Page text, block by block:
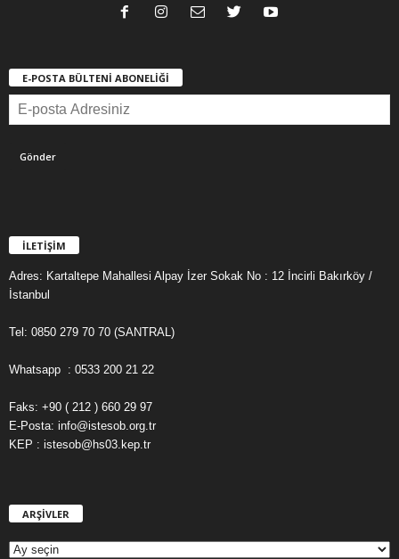
E-POSTA BÜLTENİ ABONELİĞİ
İLETİŞİM
Adres: Kartaltepe Mahallesi Alpay İzer Sokak No : 12 İncirli Bakırköy /
İstanbul
Tel: 0850 279 70 70 (SANTRAL)
Whatsapp : 0533 200 21 22
Faks: +90 ( 212 ) 660 29 97
E-Posta: info@istesob.org.tr
KEP : istesob@hs03.kep.tr
ARŞİVLER